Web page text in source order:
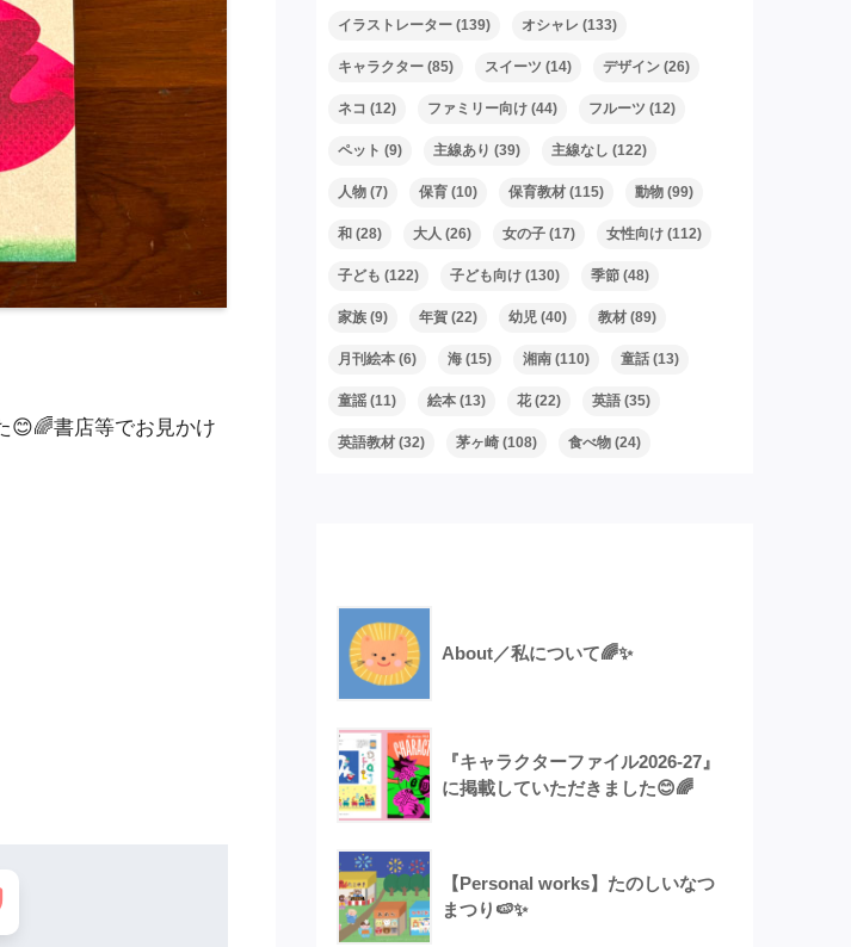
😊🌈書店等でお見かけ
イラストレーター (139) オシャレ (133)
キャラクター (85) スイーツ (14) デザイン (26)
ネコ (12) ファミリー向け (44) フルーツ (12)
ペット (9) 主線あり (39) 主線なし (122)
人物 (7) 保育 (10) 保育教材 (115) 動物 (99)
和 (28) 大人 (26) 女の子 (17) 女性向け (112)
子ども (122) 子ども向け (130) 季節 (48)
家族 (9) 年賀 (22) 幼児 (40) 教材 (89)
月刊絵本 (6) 海 (15) 湘南 (110) 童話 (13)
童謡 (11) 絵本 (13) 花(22) 英語 (35)
英語教材 (32) 茅ヶ崎 (108) 食べ物 (24)
About／私について🌈✨
『キャラクターファイル2026-27』
に掲載していただきました😊🌈
【Personal works】たのしいなつ
まつり🍉✨